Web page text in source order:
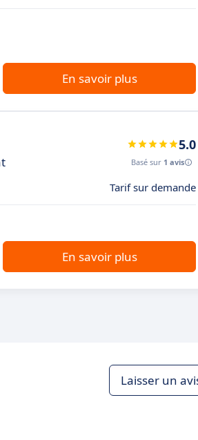
En savoir plus
5.0
Basé sur 1 avis
Tarif sur demande
En savoir plus
Laisser un